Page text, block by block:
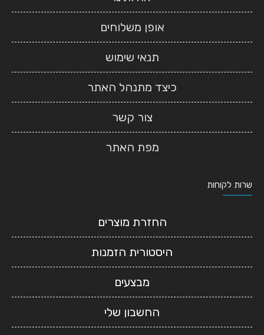
אופן משלוחים
תנאי שימוש
כיצד מתנהל האתר
צור קשר
מפת האתר
שרות לקוחות
החזרת מוצרים
היסטורית הזמנות
מבצעים
החשבון שלי